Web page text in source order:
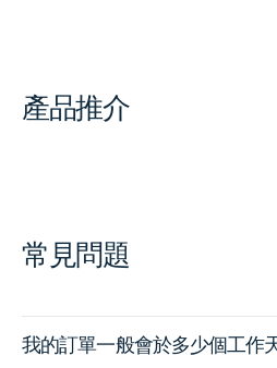
產品推介
常見問題
我的訂單一般會於多少個工作